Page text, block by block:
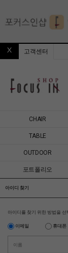
고객센터
CHAIR
TABLE
OUTDOOR
포트폴리오
아이디 찾기
아이디를 찾기 위한 방법을 선
이메일 휴대폰